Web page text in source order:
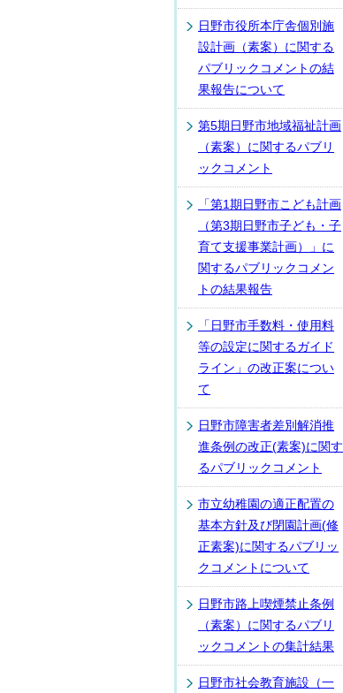
日野市役所本庁舎個別施
設計画（素案）に関する
パブリックコメントの結
果報告について
第5期日野市地域福祉計画
（素案）に関するパブリ
ックコメント
「第1期日野市こども計画
（第3期日野市子ども・子
育て支援事業計画）」に
関するパブリックコメン
トの結果報告
「日野市手数料・使用料
等の設定に関するガイド
ライン」の改正案につい
て
日野市障害者差別解消推
進条例の改正(素案)に関す
るパブリックコメント
市立幼稚園の適正配置の
基本方針及び閉園計画(修
正素案)に関するパブリッ
クコメントについて
日野市路上喫煙禁止条例
（素案）に関するパブリ
ックコメントの集計結果
日野市社会教育施設（一